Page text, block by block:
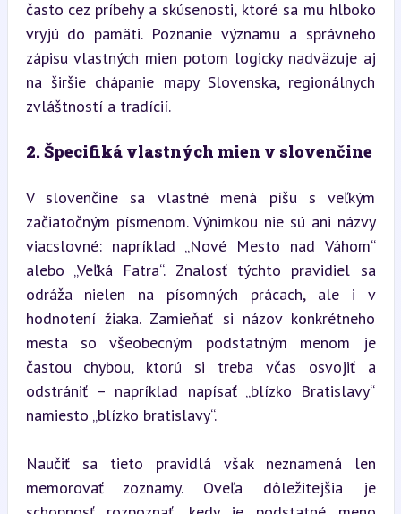
často cez príbehy a skúsenosti, ktoré sa mu hlboko
vryjú do pamäti. Poznanie významu a správneho
zápisu vlastných mien potom logicky nadväzuje aj
na širšie chápanie mapy Slovenska, regionálnych
zvláštností a tradícií.
2. Špecifiká vlastných mien v slovenčine
V slovenčine sa vlastné mená píšu s veľkým
začiatočným písmenom. Výnimkou nie sú ani názvy
viacslovné: napríklad „Nové Mesto nad Váhom“
alebo „Veľká Fatra“. Znalosť týchto pravidiel sa
odráža nielen na písomných prácach, ale i v
hodnotení žiaka. Zamieňať si názov konkrétneho
mesta so všeobecným podstatným menom je
častou chybou, ktorú si treba včas osvojiť a
odstrániť – napríklad napísať „blízko Bratislavy“
namiesto „blízko bratislavy“.
Naučiť sa tieto pravidlá však neznamená len
memorovať zoznamy. Oveľa dôležitejšia je